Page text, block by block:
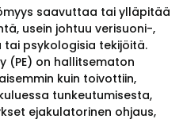
saavuttaa tai ylläpitää
usein johtuu verisuoni-,
psykologisia tekijöitä.
(PE) on hallitsematon
kuin toivottiin,
tunkeutumisesta,
ejakulatorinen ohjaus,